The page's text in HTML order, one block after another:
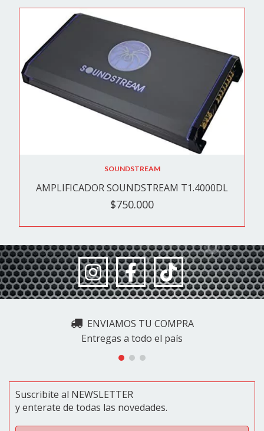
SOUNDSTREAM
AMPLIFICADOR SOUNDSTREAM T1.4000DL
$750.000
ENVIAMOS TU COMPRA
Entregas a todo el país
Suscribite al NEWSLETTER
y enterate de todas las novedades.